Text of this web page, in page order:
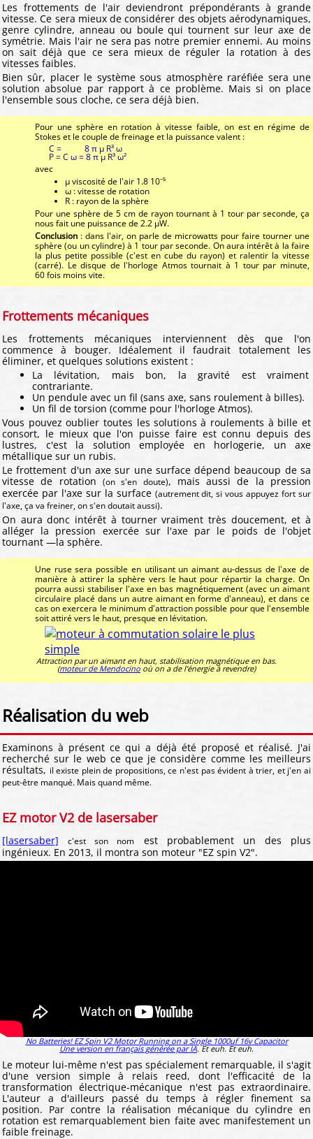
Les frottements de l'air deviendront prépondérants à grande
vitesse. Ce sera mieux de considérer des objets aérodynamiques,
genre cylindre, anneau ou boule qui tournent sur leur axe de
symétrie. Mais l'air ne sera pas notre premier ennemi. Au moins
on sait déjà que ce sera mieux de réguler la rotation à des
vitesses faibles.
Bien sûr, placer le système sous atmosphère raréfiée sera une
solution absolue par rapport à ce problème. Mais si on place
l'ensemble sous cloche, ce sera déjà bien.
Pour une sphère en rotation à vitesse faible, on est en régime de
Stokes et le couple de freinage et la puissance valent :
C = 8 π μ R³ ω
P = C ω = 8 π μ R³ ω²
avec
μ viscosité de l'air 1.8 10⁻⁵
ω : vitesse de rotation
R : rayon de la sphère
Pour une sphère de 5 cm de rayon tournant à 1 tour par seconde, ça
nous fait une puissance de 2.2 μW.
Conclusion : dans l'air, on parle de microwatts pour faire tourner une
sphère (ou un cylindre) à 1 tour par seconde. On aura intérêt à la faire
la plus petite possible (c'est en cube du rayon) et ralentir la vitesse
(carré). Le disque de l'horloge Atmos tournait à 1 tour par minute,
60 fois moins vite.
Frottements mécaniques
Les frottements mécaniques interviennent dès que l'on
commence à bouger. Idéalement il faudrait totalement les
éliminer, et quelques solutions existent :
La lévitation, mais bon, la gravité est vraiment
contrariante.
Un pendule avec un fil (sans axe, sans roulement à billes).
Un fil de torsion (comme pour l'horloge Atmos).
Vous pouvez oublier toutes les solutions à roulements à bille et
consort, le mieux que l'on puisse faire est connu depuis des
lustres, c'est la solution employée en horlogerie, un axe
métallique sur un rubis.
Le frottement d'un axe sur une surface dépend beaucoup de sa
vitesse de rotation
(on s'en doute), mais aussi de la pression
exercée par l'axe sur la surface (autrement dit, si vous appuyez fort sur
l'axe, ça va freiner, on s'en doutait aussi).
On aura donc intérêt à tourner vraiment très doucement, et à
alléger la pression exercée sur l'axe par le poids de l'objet
tournant —la sphère.
Une ruse sera possible en utilisant un aimant au-dessus de l'axe de
manière à attirer la sphère vers le haut pour répartir la charge. On
pourra aussi stabiliser l'axe en bas magnétiquement (avec un aimant
circulaire placé dans un autre aimant en forme d'anneau), et dans ce
cas on exercera le minimum d'attraction possible pour que l'ensemble
soit attiré vers le haut, presque en lévitation.
Attraction par un aimant en haut, stabilisation magnétique en bas.
(moteur de Mendocino où on a de l'énergie à revendre)
Réalisation du web
Examinons à présent ce qui a déjà été proposé et réalisé. J'ai
recherché sur le web ce que je considère comme les meilleurs
résultats, il existe plein de propositions, ce n'est pas évident à trier, et j'en ai
peut-être manqué. Mais quand même.
EZ motor V2 de lasersaber
[lasersaber] c'est son nom
est probablement un des plus
ingénieux. En 2013, il montra son moteur "EZ spin V2".
No Batteries! EZ Spin V2 Motor Running on a Single 1000uf 16v Capacitor
Une version en français générée par IA. Et euh. Et euh.
Le moteur lui-même n'est pas spécialement remarquable, il s'agit
d'une version simple à relais reed, dont l'efficacité de la
transformation électrique-mécanique n'est pas extraordinaire.
L'auteur a d'ailleurs passé du temps à régler finement sa
position. Par contre la réalisation mécanique du cylindre en
rotation est remarquablement bien faite avec manifestement un
faible freinage.